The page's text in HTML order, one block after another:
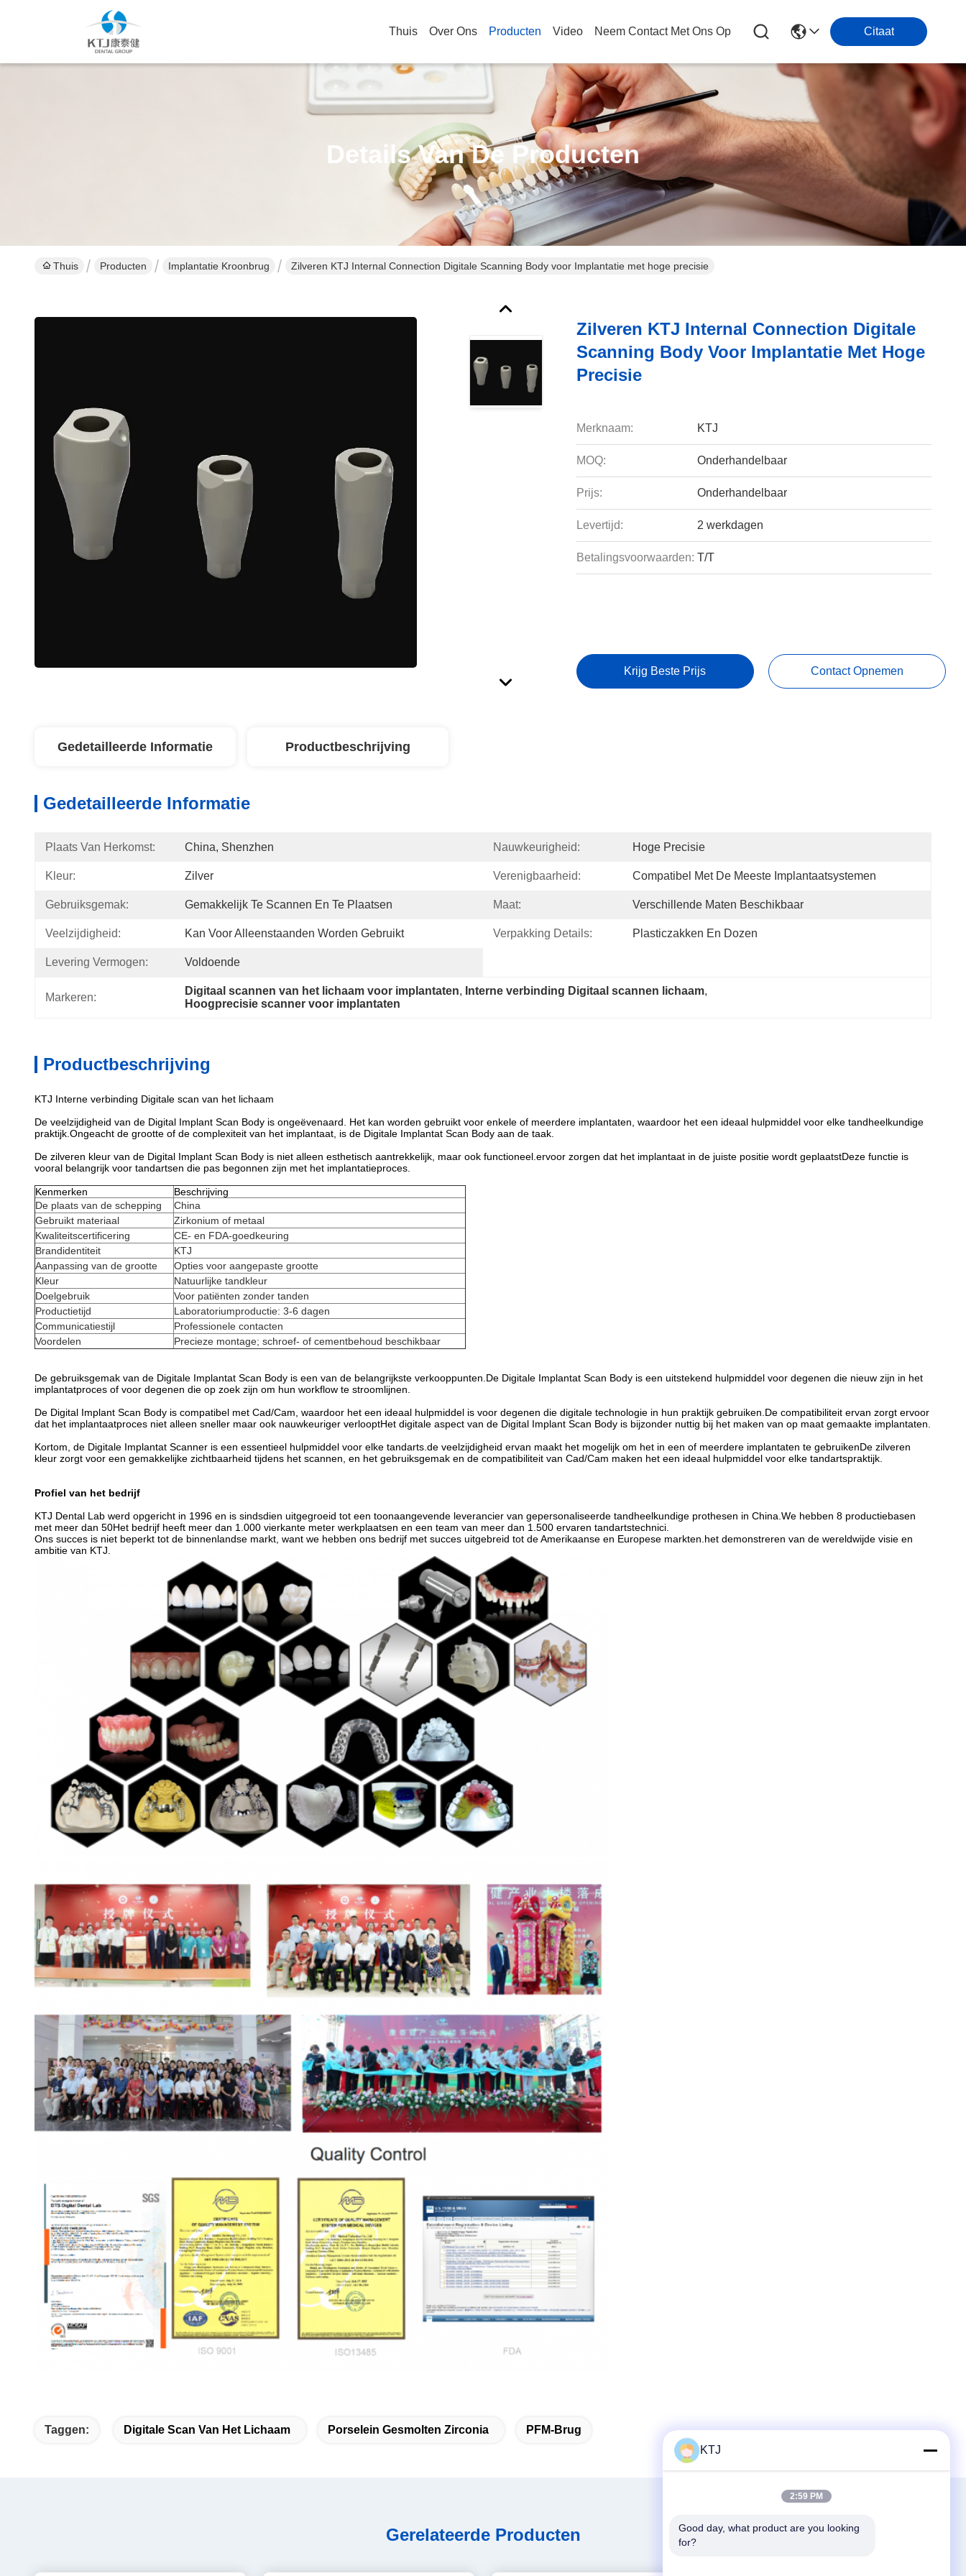
Thuis Over Ons Producten Video Neem Contact Met Ons Op Citaat
Details Van De Producten
Thuis Producten Implantatie Kroonbrug Zilveren KTJ Internal Connection Digitale Scanning Body voor Implantatie met hoge precisie
Zilveren KTJ Internal Connection Digitale
Scanning Body Voor Implantatie Met Hoge
Precisie
Merknaam: KTJ
MOQ: Onderhandelbaar
Prijs: Onderhandelbaar
Levertijd: 2 werkdagen
Betalingsvoorwaarden: T/T
Krijg Beste Prijs Contact Opnemen
Gedetailleerde Informatie Productbeschrijving
Gedetailleerde Informatie
Plaats Van Herkomst: China, Shenzhen Nauwkeurigheid: Hoge Precisie
Kleur: Zilver Verenigbaarheid: Compatibel Met De Meeste Implantaatsystemen
Gebruiksgemak: Gemakkelijk Te Scannen En Te Plaatsen Maat: Verschillende Maten Beschikbaar
Veelzijdigheid: Kan Voor Alleenstaanden Worden Gebruikt Verpakking Details: Plasticzakken En Dozen
Levering Vermogen: Voldoende
Markeren:
Digitaal scannen van het lichaam voor implantaten, Interne verbinding Digitaal scannen lichaam,
Hoogprecisie scanner voor implantaten
Productbeschrijving
KTJ Interne verbinding Digitale scan van het lichaam
De veelzijdigheid van de Digital Implant Scan Body is ongeëvenaard. Het kan worden gebruikt voor enkele of meerdere implantaten, waardoor het een ideaal hulpmiddel voor elke tandheelkundige
praktijk.Ongeacht de grootte of de complexiteit van het implantaat, is de Digitale Implantat Scan Body aan de taak.
De zilveren kleur van de Digital Implant Scan Body is niet alleen esthetisch aantrekkelijk, maar ook functioneel.ervoor zorgen dat het implantaat in de juiste positie wordt geplaatstDeze functie is
vooral belangrijk voor tandartsen die pas begonnen zijn met het implantatieproces.
Kenmerken
Beschrijving
De plaats van de schepping
China
Gebruikt materiaal
Zirkonium of metaal
Kwaliteitscertificering
CE- en FDA-goedkeuring
Brandidentiteit
KTJ
Aanpassing van de grootte
Opties voor aangepaste grootte
Kleur
Natuurlijke tandkleur
Doelgebruik
Voor patiënten zonder tanden
Productietijd
Laboratoriumproductie: 3-6 dagen
Communicatiestijl
Professionele contacten
Voordelen
Precieze montage; schroef- of cementbehoud beschikbaar
De gebruiksgemak van de Digitale Implantat Scan Body is een van de belangrijkste verkooppunten.De Digitale Implantat Scan Body is een uitstekend hulpmiddel voor degenen die nieuw zijn in het
implantatproces of voor degenen die op zoek zijn om hun workflow te stroomlijnen.
De Digital Implant Scan Body is compatibel met Cad/Cam, waardoor het een ideaal hulpmiddel is voor degenen die digitale technologie in hun praktijk gebruiken.De compatibiliteit ervan zorgt ervoor
dat het implantaatproces niet alleen sneller maar ook nauwkeuriger verlooptHet digitale aspect van de Digital Implant Scan Body is bijzonder nuttig bij het maken van op maat gemaakte implantaten.
Kortom, de Digitale Implantat Scanner is een essentieel hulpmiddel voor elke tandarts.de veelzijdigheid ervan maakt het mogelijk om het in een of meerdere implantaten te gebruikenDe zilveren
kleur zorgt voor een gemakkelijke zichtbaarheid tijdens het scannen, en het gebruiksgemak en de compatibiliteit van Cad/Cam maken het een ideaal hulpmiddel voor elke tandartspraktijk.
Profiel van het bedrijf
KTJ Dental Lab werd opgericht in 1996 en is sindsdien uitgegroeid tot een toonaangevende leverancier van gepersonaliseerde tandheelkundige prothesen in China.We hebben 8 productiebasen
met meer dan 50Het bedrijf heeft meer dan 1.000 vierkante meter werkplaatsen en een team van meer dan 1.500 ervaren tandartstechnici.
Ons succes is niet beperkt tot de binnenlandse markt, want we hebben ons bedrijf met succes uitgebreid tot de Amerikaanse en Europese markten.het demonstreren van de wereldwijde visie en
ambitie van KTJ.
Taggen: Digitale Scan Van Het Lichaam Porselein Gesmolten Zirconia PFM-Brug
Gerelateerde Producten
KTJ
2:59 PM
Good day, what product are you looking
for?